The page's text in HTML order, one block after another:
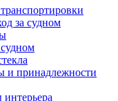
за судном
и принадлежности